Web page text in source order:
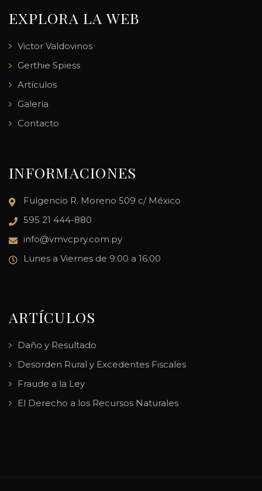
EXPLORA LA WEB
Victor Valdovinos
Gerthie Spiess
Artículos
Galería
Contacto
INFORMACIONES
Fulgencio R. Moreno 509 c/ México
595 21 444-880
info@vmvcpry.com.py
Lunes a Viernes de 9:00 a 16:00
ARTÍCULOS
Daño y Resultado
Desorden Rural y Excedentes Fiscales
Fraude a la Ley
El Derecho a los Recursos Naturales